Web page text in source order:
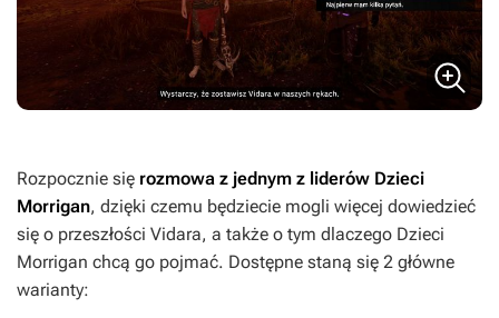
Rozpocznie się rozmowa z jednym z liderów Dzieci
Morrigan, dzięki czemu będziecie mogli więcej dowiedzieć
się o przeszłości Vidara, a także o tym dlaczego Dzieci
Morrigan chcą go pojmać. Dostępne staną się 2 główne
warianty: